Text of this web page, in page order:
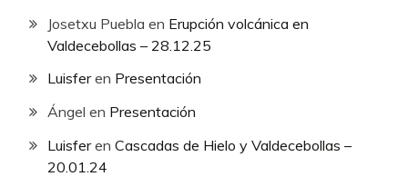
Josetxu Puebla en Erupción volcánica en
Valdecebollas – 28.12.25
Luisferen Presentación
Ángel en Presentación
Luisferen Cascadas de Hielo y Valdecebollas –
20.01.24